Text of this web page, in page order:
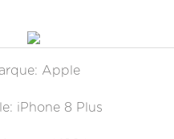
Apple
iPhone 8 Plus